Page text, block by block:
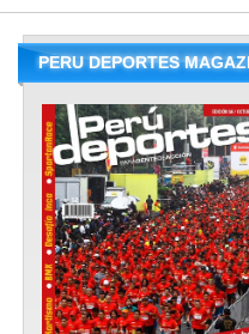
PERU DEPORTES